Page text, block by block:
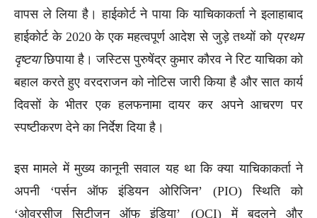
वापस ले लिया है। हाईकोर्ट ने पाया कि याचिकाकर्ता ने इलाहाबाद
हाईकोर्ट के 2020 के एक महत्वपूर्ण आदेश से जुड़े तथ्यों को प्रथम
दृष्टयाछिपाया है। जस्टिस पुरुषेंद्र कुमार कौरव ने रिट याचिका को
बहाल करते हुए वरदराजन को नोटिस जारी किया है और सात कार्य
दिवसों के भीतर एक हलफनामा दायर कर अपने आचरण पर
स्पष्टीकरण देने का निर्देश दिया है।
इस मामले में मुख्य कानूनी सवाल यह था कि क्या याचिकाकर्ता ने
अपनी ‘पर्सन ऑफ इंडियन ओरिजिन’ (PIO) स्थिति को
‘ओवरसीज सिटीजन ऑफ इंडिया’ (OCI) में बदलने और